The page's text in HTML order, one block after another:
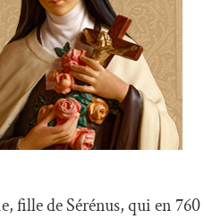
fille de Sérénus, qui en 760